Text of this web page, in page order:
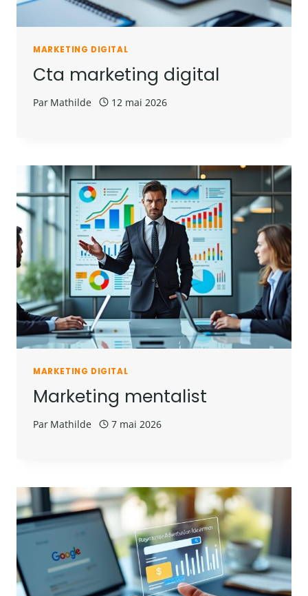
MARKETING DIGITAL
Cta marketing digital
Par Mathilde 12 mai 2026
MARKETING DIGITAL
Marketing mentalist
Par Mathilde 7 mai 2026